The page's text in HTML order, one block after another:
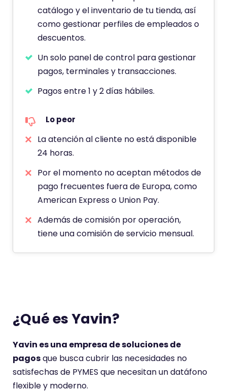
c
i
ó
n
d
catálogo y el inventario de tu tienda, así
como gestionar perfiles de empleados o
descuentos.
Un solo panel de control para gestionar
pagos, terminales y transacciones.
Pagos entre 1 y 2 días hábiles.
Lo peor
La atención al cliente no está disponible
24 horas.
Por el momento no aceptan métodos de
pago frecuentes fuera de Europa, como
American Express o Union Pay.
Además de comisión por operación,
tiene una comisión de servicio mensual.
¿Qué es Yavin?
Yavin es una empresa de soluciones de
pagosque busca cubrir las necesidades no
satisfechas de PYMES que necesitan un datáfono
flexible y moderno.